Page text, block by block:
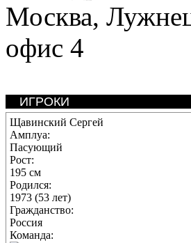
Москва,
офис 4
ИГРОКИ
Щавинский Сергей
Амплуа:
Пасующий
Рост:
195 см
Родился:
1973 (53 лет)
Гражданство:
Россия
Команда: